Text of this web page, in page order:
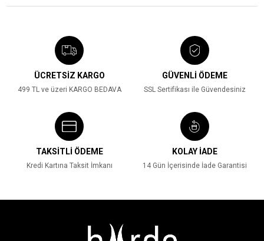
ÜCRETSİZ KARGO
499 TL ve üzeri KARGO BEDAVA
GÜVENLİ ÖDEME
SSL Sertifikası ile Güvendesiniz
TAKSİTLİ ÖDEME
Kredi Kartına Taksit İmkanı
KOLAY İADE
14 Gün İçerisinde İade Garantisi